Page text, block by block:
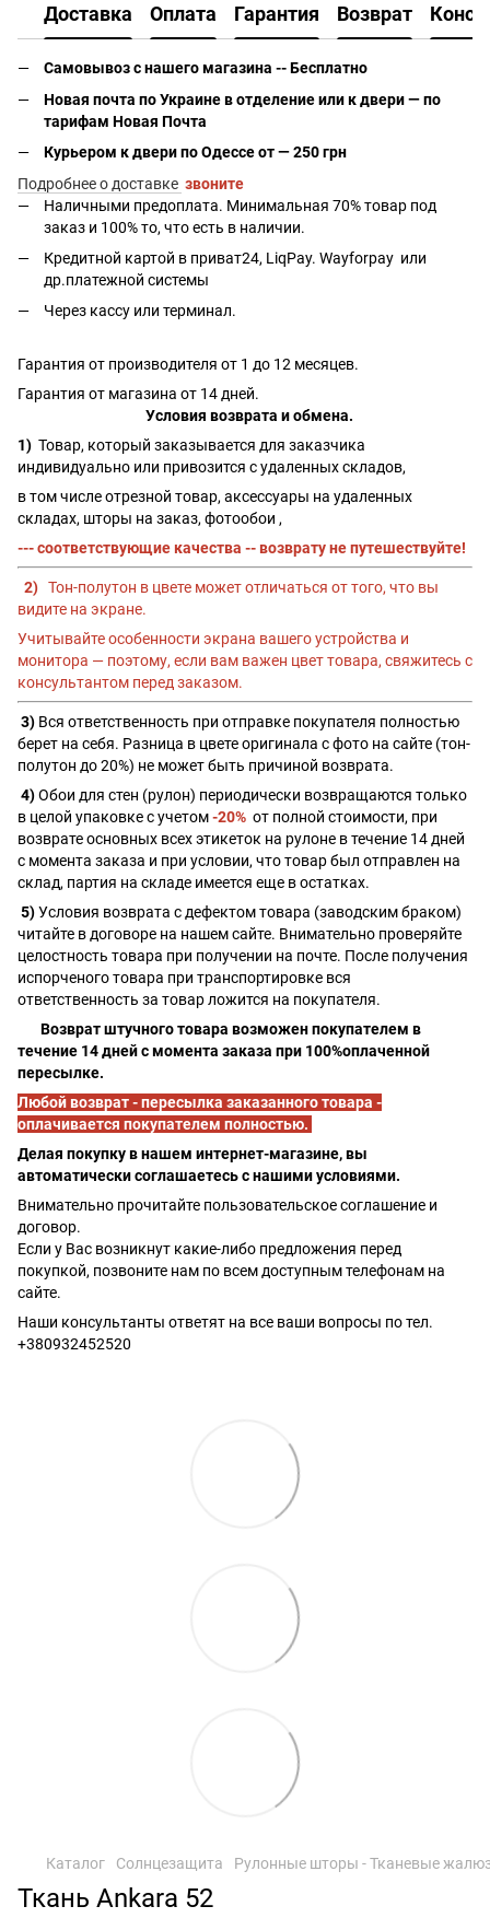
Доставка Оплата Гарантия Возврат
Самовывоз с нашего магазина -- Бесплатно
Новая почта по Украине в отделение или к двери — по
тарифам Новая Почта
Курьером к двери по Одессе от — 250 грн
Подробнее о доставке звоните
Наличными предоплата. Минимальная 70% товар под
заказ и 100% то, что есть в наличии.
Кредитной картой в приват24, LiqPay. Wayforpay или
др.платежной системы
Через кассу или терминал.
Гарантия от производителя от 1 до 12 месяцев.
Гарантия от магазина от 14 дней.
Условия возврата и обмена.
1) Товар, который заказывается для заказчика
индивидуально или привозится с удаленных складов,
в том числе отрезной товар, аксессуары на удаленных
складах, шторы на заказ, фотообои ,
--- соответствующие качества -- возврату не путешествуйте!
2) Тон-полутон в цвете может отличаться от того, что вы
видите на экране.
Учитывайте особенности экрана вашего устройства и
монитора — поэтому, если вам важен цвет товара, свяжитесь с
консультантом перед заказом.
3) Вся ответственность при отправке покупателя полностью
берет на себя. Разница в цвете оригинала с фото на сайте (тон-
полутон до 20%) не может быть причиной возврата.
4)Обои для стен (рулон) периодически возвращаются только
в целой упаковке с учетом-20% от полной стоимости, при
возврате основных всех этикеток на рулоне в течение 14 дней
с момента заказа и при условии, что товар был отправлен на
склад, партия на складе имеется еще в остатках.
5)Условия возврата с дефектом товара (заводским браком)
читайте в договоре на нашем сайте. Внимательно проверяйте
целостность товара при получении на почте. После получения
испорченого товара при транспортировке вся
ответственность за товар ложится на покупателя.
Возврат штучного товара возможен покупателем в
течение 14 дней с момента заказа при 100%оплаченной
пересылке.
Любой возврат - пересылка заказанного товара -
оплачивается покупателем полностью.
Делая покупку в нашем интернет-магазине, вы
автоматически соглашаетесь с нашими условиями.
Внимательно прочитайте пользовательское соглашение и
договор.
Если у Вас возникнут какие-либо предложения перед
покупкой, позвоните нам по всем доступным телефонам на
сайте.
Наши консультанты ответят на все ваши вопросы по тел.
+380932452520
Каталог Солнцезащита Рулонные шторы - Тканевые
Ткань Ankara 52